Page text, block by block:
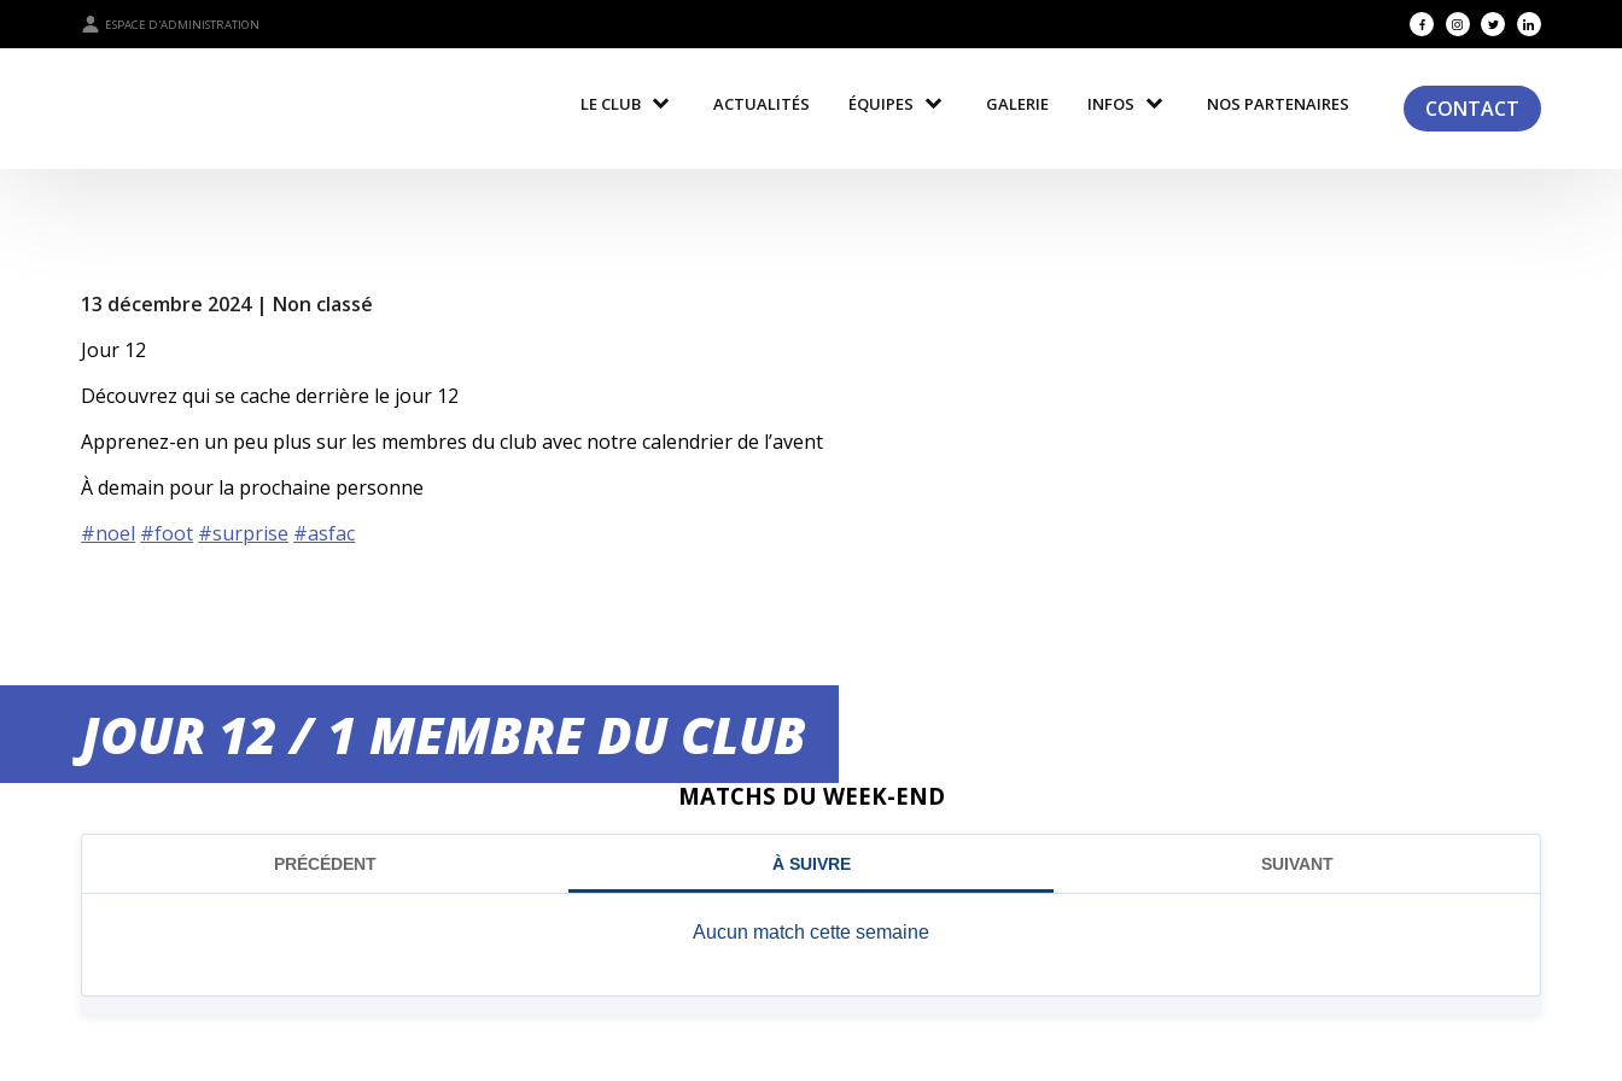
ESPACE D'ADMINISTRATION
LE CLUB ACTUALITÉS ÉQUIPES GALERIE INFOS NOS PARTENAIRES CONTACT
JOUR 12 / 1 MEMBRE DU CLUB
13 décembre 2024 | Non classé
Jour 12
Découvrez qui se cache derrière le jour 12
Apprenez-en un peu plus sur les membres du club avec notre calendrier de l’avent
À demain pour la prochaine personne
#noel #foot #surprise #asfac
MATCHS DU WEEK-END